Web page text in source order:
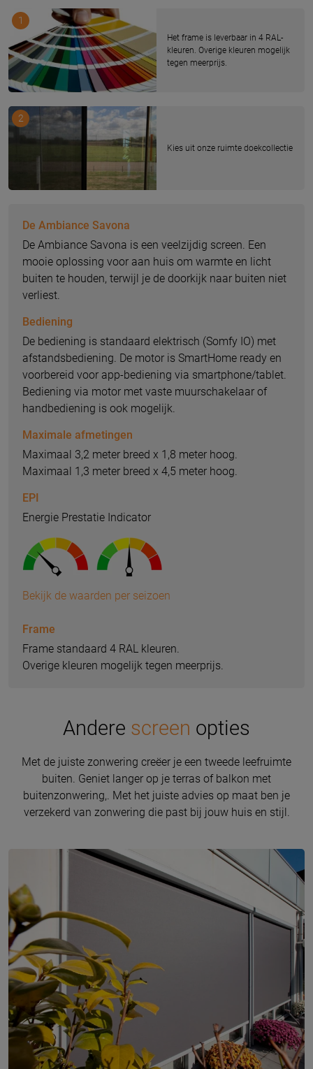
Het frame is leverbaar in 4 RAL-
kleuren. Overige kleuren mogelijk
tegen meerprijs.
1
Kies uit onze ruimte doekcollectie
2
De Ambiance Savona
De Ambiance Savona is een veelzijdig screen. Een
mooie oplossing voor aan huis om warmte en licht
buiten te houden, terwijl je de doorkijk naar buiten niet
verliest.
Bediening
De bediening is standaard elektrisch (Somfy IO) met
afstandsbediening. De motor is SmartHome ready en
voorbereid voor app-bediening via smartphone/tablet.
Bediening via motor met vaste muurschakelaar of
handbediening is ook mogelijk.
Maximale afmetingen
Maximaal 3,2 meter breed x 1,8 meter hoog.
Maximaal 1,3 meter breed x 4,5 meter hoog.
EPI
Energie Prestatie Indicator
Bekijk de waarden per seizoen
Frame
Frame standaard 4 RAL kleuren.
Overige kleuren mogelijk tegen meerprijs.
Andere screen opties
Met de juiste zonwering creëer je een tweede leefruimte
buiten. Geniet langer op je terras of balkon met
buitenzonwering,. Met het juiste advies op maat ben je
verzekerd van zonwering die past bij jouw huis en stijl.